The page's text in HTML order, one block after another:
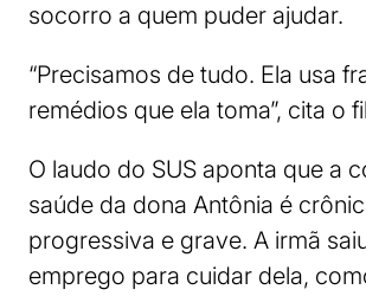
socorro a quem puder ajudar.
“Precisamos de tudo. Ela usa
remédios que ela toma”, cita o
O laudo do SUS aponta que a
saúde da dona Antônia é
progressiva e grave. A irmã
emprego para cuidar dela,